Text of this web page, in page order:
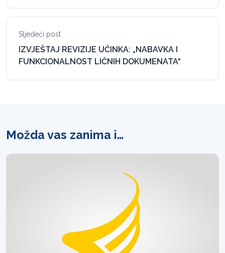
Sljedeći post
IZVJEŠTAJ REVIZIJE UČINKA: „NABAVKA I
FUNKCIONALNOST LIČNIH DOKUMENATA“
Možda vas zanima i…